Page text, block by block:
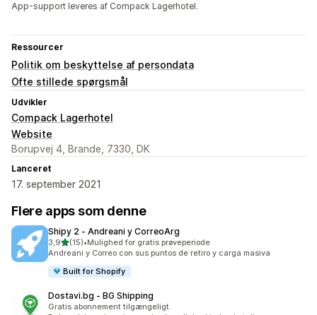
App-support leveres af Compack Lagerhotel.
Ressourcer
Politik om beskyttelse af persondata
Ofte stillede spørgsmål
Udvikler
Compack Lagerhotel
Website
Borupvej 4, Brande, 7330, DK
Lanceret
17. september 2021
Flere apps som denne
Shipy 2 ‑ Andreani y CorreoArg
3,9ud af 5 stjerner
(15)
15 anmeldelser i alt
•Mulighed for gratis prøveperiode
Andreani y Correo con sus puntos de retiro y carga masiva
Built for Shopify
Dostavi.bg ‑ BG Shipping
Gratis abonnement tilgængeligt